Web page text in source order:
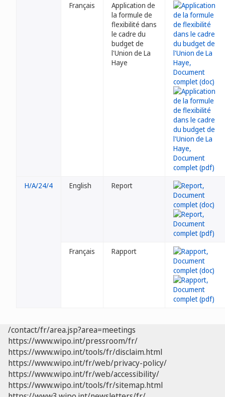
Français
Application de
la formule de
flexibilité dans
le cadre du
budget de
l'Union de La
Haye
H/A/24/4 English Report
Français Rapport
/contact/fr/area.jsp?area=meetings
https://www.wipo.int/pressroom/fr/
https://www.wipo.int/tools/fr/disclaim.html
https://www.wipo.int/fr/web/privacy-policy/
https://www.wipo.int/fr/web/accessibility/
https://www.wipo.int/tools/fr/sitemap.html